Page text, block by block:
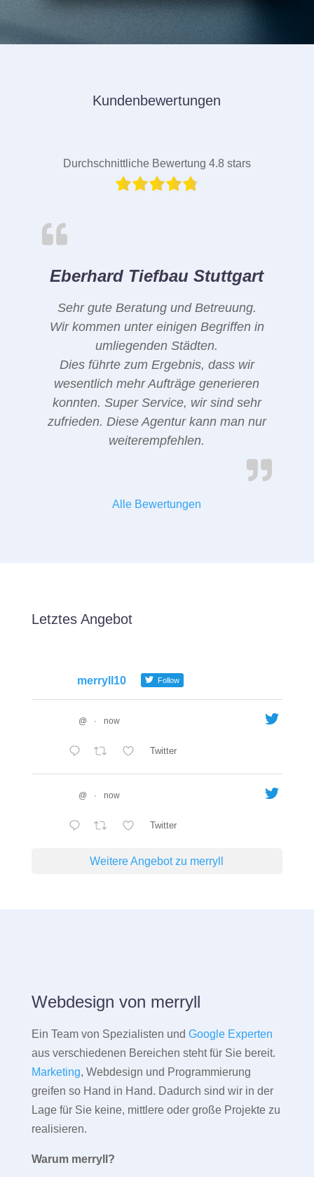
Kundenbewertungen
Durchschnittliche Bewertung 4.8 stars
Eberhard Tiefbau Stuttgart
Sehr gute Beratung und Betreuung.
Wir kommen unter einigen Begriffen in
umliegenden Städten.
Dies führte zum Ergebnis, dass wir
wesentlich mehr Aufträge generieren
konnten. Super Service, wir sind sehr
zufrieden. Diese Agentur kann man nur
weiterempfehlen.
Alle Bewertungen
Letztes Angebot
merryll10 Follow
@ · now
Twitter
@ · now
Twitter
Weitere Angebot zu merryll
Webdesign von merryll
Ein Team von Spezialisten und Google Experten
aus verschiedenen Bereichen steht für Sie bereit.
Marketing, Webdesign und Programmierung
greifen so Hand in Hand. Dadurch sind wir in der
Lage für Sie keine, mittlere oder große Projekte zu
realisieren.
Warum merryll?